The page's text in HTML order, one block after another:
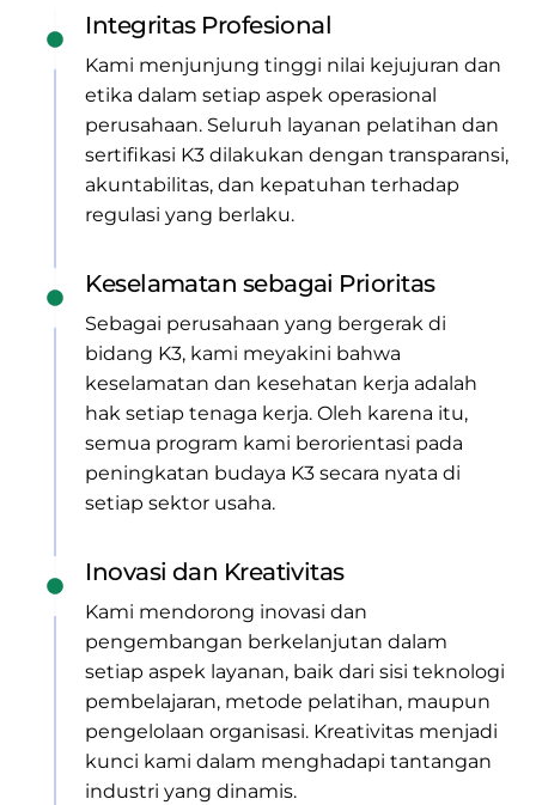
Integritas Profesional
Kami menjunjung tinggi nilai kejujuran dan
etika dalam setiap aspek operasional
perusahaan. Seluruh layanan pelatihan dan
sertifikasi K3 dilakukan dengan transparansi,
akuntabilitas, dan kepatuhan terhadap
regulasi yang berlaku.
Keselamatan sebagai Prioritas
Sebagai perusahaan yang bergerak di
bidang K3, kami meyakini bahwa
keselamatan dan kesehatan kerja adalah
hak setiap tenaga kerja. Oleh karena itu,
semua program kami berorientasi pada
peningkatan budaya K3 secara nyata di
setiap sektor usaha.
Inovasi dan Kreativitas
Kami mendorong inovasi dan
pengembangan berkelanjutan dalam
setiap aspek layanan, baik dari sisi teknologi
pembelajaran, metode pelatihan, maupun
pengelolaan organisasi. Kreativitas menjadi
kunci kami dalam menghadapi tantangan
industri yang dinamis.